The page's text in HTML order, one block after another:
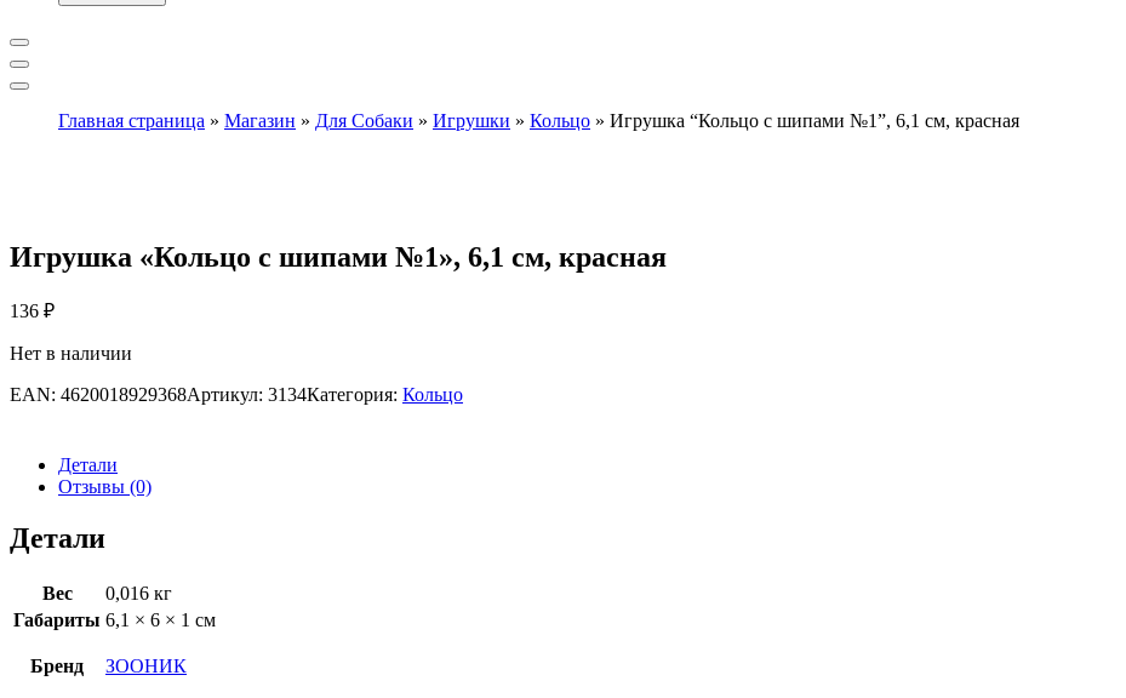
Главная страница » Магазин » Для Собаки » Игрушки » Кольцо » Игрушка “Кольцо с шипами №1”, 6,1 см, красная
Игрушка «Кольцо с шипами №1», 6,1 см, красная
136 ₽
Нет в наличии
EAN: 4620018929368Артикул: 3134Категория: Кольцо
Детали
Отзывы (0)
Детали
Вес
0,016 кг
Габариты 6,1 × 6 × 1 см
Бренд ЗООНИК